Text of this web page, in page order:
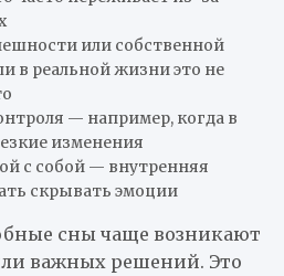
или собственной
в реальной жизни это не
— например, когда в
изменения
с собой — внутренняя
скрывать эмоции
сны чаще возникают
важных решений. Это